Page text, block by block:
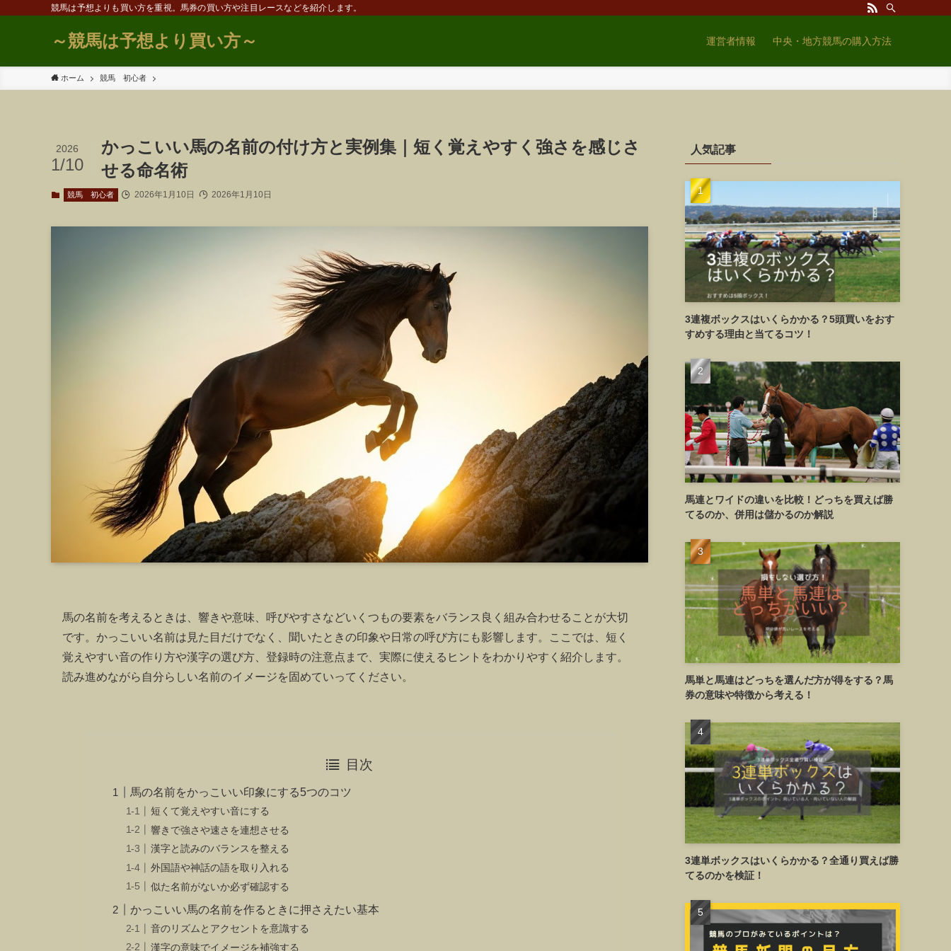
競馬は予想よりも買い方を重視。馬券の買い方や注目レースなどを紹介します。
～競馬は予想より買い方～ 運営者情報 中央・地方競馬の購入方法
ホーム 競馬 初心者
かっこいい馬の名前の付け方と実例集｜短く覚えやすく強さを感じさ
せる命名術
2026
1/10
競馬 初心者 2026年1月10日 2026年1月10日
馬の名前を考えるときは、響きや意味、呼びやすさなどいくつもの要素をバランス良く組み合わせることが大切
です。かっこいい名前は見た目だけでなく、聞いたときの印象や日常の呼び方にも影響します。ここでは、短く
覚えやすい音の作り方や漢字の選び方、登録時の注意点まで、実際に使えるヒントをわかりやすく紹介します。
読み進めながら自分らしい名前のイメージを固めていってください。
目次
馬の名前をかっこいい印象にする5つのコツ
短くて覚えやすい音にする
響きで強さや速さを連想させる
漢字と読みのバランスを整える
外国語や神話の語を取り入れる
似た名前がないか必ず確認する
かっこいい馬の名前を作るときに押さえたい基本
音のリズムとアクセントを意識する
漢字の意味でイメージを補強する
人気記事
3連複ボックスはいくらかかる？5頭買いをおす
すめする理由と当てるコツ！
馬連とワイドの違いを比較！どっちを買えば勝
てるのか、併用は儲かるのか解説
馬単と馬連はどっちを選んだ方が得をする？馬
券の意味や特徴から考える！
3連単ボックスはいくらかかる？全通り買えば勝
てるのかを検証！